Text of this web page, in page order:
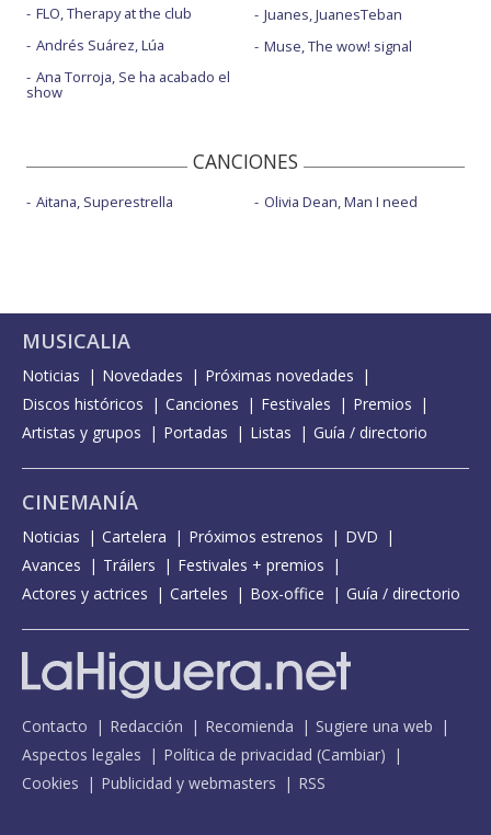
Toda la vida - acústico para Mondo Sonoro
Toda la vida - en Abierto hasta las 2
Toda la vida - Spotify buzz
Un sonido - con Iván Ferreiro
FLO, Therapy at the club
Andrés Suárez, Lúa
Ana Torroja, Se ha acabado el
show
Juanes, JuanesTeban
Muse, The wow! signal
CANCIONES
Aitana, Superestrella Olivia Dean, Man I need
MUSICALIA
Noticias Novedades
Próximas novedades
Discos históricos
Canciones Festivales
Premios
Artistas y grupos
Portadas Listas Guía / directorio
CINEMANÍA
Noticias Cartelera Próximos estrenos
DVD
Avances
Tráilers
Festivales + premios
Actores y actrices
Carteles Box-office Guía / directorio
Contacto Redacción Recomienda
Sugiere una web
Aspectos legales
Política de privacidad (Cambiar)
Cookies
Publicidad y webmasters RSS